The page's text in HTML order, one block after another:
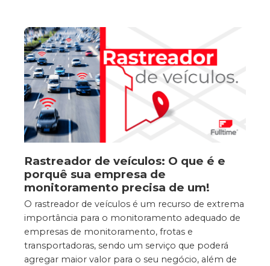
Rastreador de veículos: O que é e
porquê sua empresa de
monitoramento precisa de um!
O rastreador de veículos é um recurso de extrema
importância para o monitoramento adequado de
empresas de monitoramento, frotas e
transportadoras, sendo um serviço que poderá
agregar maior valor para o seu negócio, além de